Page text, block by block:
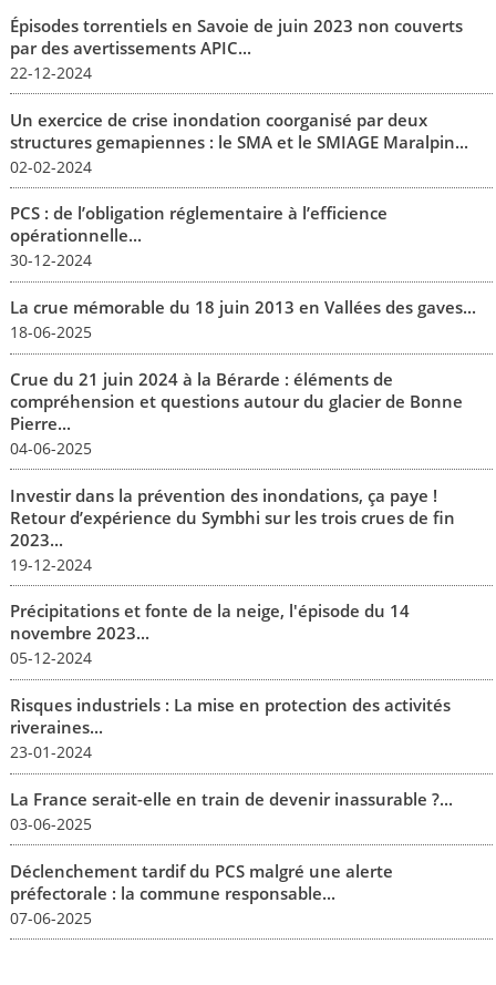
Épisodes torrentiels en Savoie de juin 2023 non couverts
par des avertissements APIC...
22-12-2024
Un exercice de crise inondation coorganisé par deux
structures gemapiennes : le SMA et le SMIAGE Maralpin...
02-02-2024
PCS : de l’obligation réglementaire à l’efficience
opérationnelle...
30-12-2024
La crue mémorable du 18 juin 2013 en Vallées des gaves...
18-06-2025
Crue du 21 juin 2024 à la Bérarde : éléments de
compréhension et questions autour du glacier de Bonne
Pierre...
04-06-2025
Investir dans la prévention des inondations, ça paye !
Retour d’expérience du Symbhi sur les trois crues de fin
2023...
19-12-2024
Précipitations et fonte de la neige, l'épisode du 14
novembre 2023...
05-12-2024
Risques industriels : La mise en protection des activités
riveraines...
23-01-2024
La France serait-elle en train de devenir inassurable ?...
03-06-2025
Déclenchement tardif du PCS malgré une alerte
préfectorale : la commune responsable...
07-06-2025